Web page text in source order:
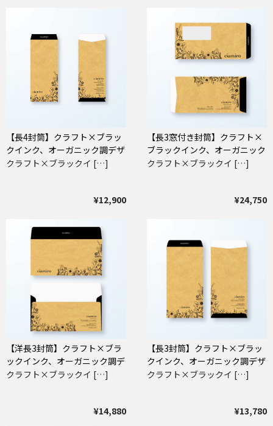
【長4封筒】クラフト×ブラッ
クインク、オーガニック調デザ
イン封筒
クラフト×ブラックイ […]
¥12,900
【長3窓付き封筒】クラフト×
ブラックインク、オーガニック
調デザイン封筒
クラフト×ブラックイ […]
¥24,750
【洋長3封筒】クラフト×ブラ
ックインク、オーガニック調デ
ザイン封筒
クラフト×ブラックイ […]
¥14,880
【長3封筒】クラフト×ブラッ
クインク、オーガニック調デザ
イン封筒
クラフト×ブラックイ […]
¥13,780